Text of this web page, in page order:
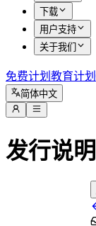
下载
用户支持
关于我们
免费计划 教育计划
简体中文
发行说明